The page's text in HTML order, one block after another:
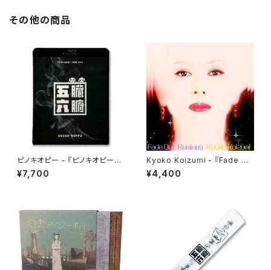
その他の商品
ピノキオピー - 『ピノキオピーツ
アー2019 五臓六腑』
¥7,700
Kyoko Koizumi - 『Fade Ou
t Remixes』
¥4,400